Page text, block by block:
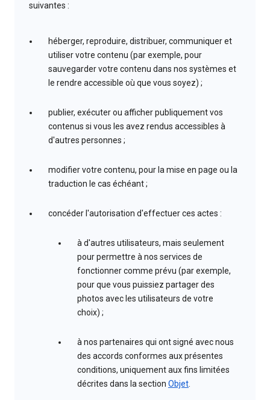
suivantes :
héberger, reproduire, distribuer, communiquer et
utiliser votre contenu (par exemple, pour
sauvegarder votre contenu dans nos systèmes et
le rendre accessible où que vous soyez) ;
publier, exécuter ou afficher publiquement vos
contenus si vous les avez rendus accessibles à
d'autres personnes ;
modifier votre contenu, pour la mise en page ou la
traduction le cas échéant ;
concéder l'autorisation d'effectuer ces actes :
à d'autres utilisateurs, mais seulement
pour permettre à nos services de
fonctionner comme prévu (par exemple,
pour que vous puissiez partager des
photos avec les utilisateurs de votre
choix) ;
à nos partenaires qui ont signé avec nous
des accords conformes aux présentes
conditions, uniquement aux fins limitées
décrites dans la section Objet.